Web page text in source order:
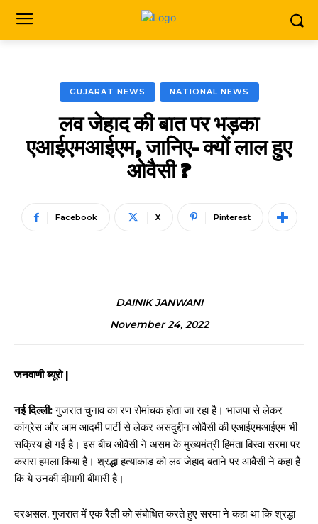
GUJARAT NEWS NATIONAL NEWS
लव जेहाद की बात पर भड़का
एआईएमआईएम, जानिए- क्यों लाल हुए
ओवैसी ?
Facebook X Pinterest
DAINIK JANWANI
November 24, 2022
जनवाणी ब्यूरो |
नई दिल्ली:गुजरात चुनाव का रण रोमांचक होता जा रहा है। भाजपा से लेकर
कांग्रेस और आम आदमी पार्टी से लेकर असदुद्दीन ओवैसी की एआईएमआईएम भी
सक्रिय हो गई है। इस बीच ओवैसी ने असम के मुख्यमंत्री हिमंता बिस्वा सरमा पर
करारा हमला किया है। श्रद्धा हत्याकांड को लव जेहाद बताने पर आवैसी ने कहा है
कि ये उनकी दीमागी बीमारी है।
दरअसल, गुजरात में एक रैली को संबोधित करते हुए सरमा ने कहा था कि श्रद्धा